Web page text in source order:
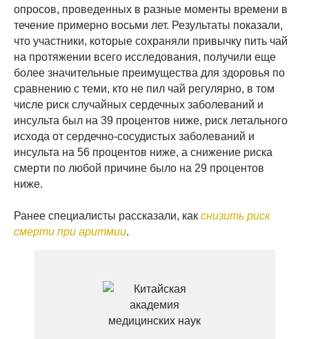
опросов, проведенных в разные моменты времени в
течение примерно восьми лет. Результаты показали,
что участники, которые сохраняли привычку пить чай
на протяжении всего исследования, получили еще
более значительные преимущества для здоровья по
сравнению с теми, кто не пил чай регулярно, в том
числе риск случайных сердечных заболеваний и
инсульта был на 39 процентов ниже, риск летального
исхода от сердечно-сосудистых заболеваний и
инсульта на 56 процентов ниже, а снижение риска
смерти по любой причине было на 29 процентов
ниже.
Ранее специалисты рассказали, как снизить риск
смерти при аритмии.